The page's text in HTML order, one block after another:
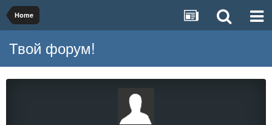
Home
Твой форум!